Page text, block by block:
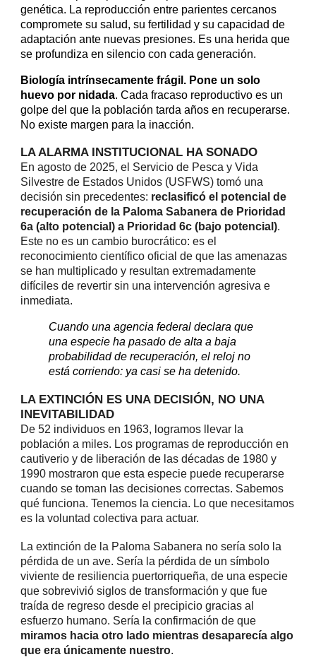
genética. La reproducción entre parientes cercanos
compromete su salud, su fertilidad y su capacidad de
adaptación ante nuevas presiones. Es una herida que
se profundiza en silencio con cada generación.
Biología intrínsecamente frágil. Pone un solo
huevo por nidada. Cada fracaso reproductivo es un
golpe del que la población tarda años en recuperarse.
No existe margen para la inacción.
LA ALARMA INSTITUCIONAL HA SONADO
En agosto de 2025, el Servicio de Pesca y Vida
Silvestre de Estados Unidos (USFWS) tomó una
decisión sin precedentes: reclasificó el potencial de
recuperación de la Paloma Sabanera de Prioridad
6a (alto potencial) a Prioridad 6c (bajo potencial).
Este no es un cambio burocrático: es el
reconocimiento científico oficial de que las amenazas
se han multiplicado y resultan extremadamente
difíciles de revertir sin una intervención agresiva e
inmediata.
Cuando una agencia federal declara que
una especie ha pasado de alta a baja
probabilidad de recuperación, el reloj no
está corriendo: ya casi se ha detenido.
LA EXTINCIÓN ES UNA DECISIÓN, NO UNA
INEVITABILIDAD
De 52 individuos en 1963, logramos llevar la
población a miles. Los programas de reproducción en
cautiverio y de liberación de las décadas de 1980 y
1990 mostraron que esta especie puede recuperarse
cuando se toman las decisiones correctas. Sabemos
qué funciona. Tenemos la ciencia. Lo que necesitamos
es la voluntad colectiva para actuar.
La extinción de la Paloma Sabanera no sería solo la
pérdida de un ave. Sería la pérdida de un símbolo
viviente de resiliencia puertorriqueña, de una especie
que sobrevivió siglos de transformación y que fue
traída de regreso desde el precipicio gracias al
esfuerzo humano. Sería la confirmación de que
miramos hacia otro lado mientras desaparecía algo
que era únicamente nuestro.